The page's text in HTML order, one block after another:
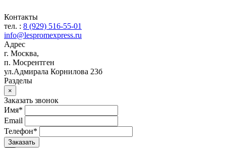
Контакты
тел. : 8 (929) 516-55-01
info@lespromexpress.ru
Адрес
г. Москва,
п. Мосрентген
ул.Адмирала Корнилова 23б
Разделы
×
Заказать звонок
Имя*
Email
Телефон*
Заказать